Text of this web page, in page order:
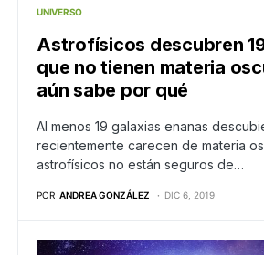
UNIVERSO
Astrofísicos descubren
que no tienen materia
aún sabe por qué
Al menos 19 galaxias enanas
recientemente carecen de materia
astrofísicos no están seguros de…
POR ANDREA GONZÁLEZ DIC 6, 2019